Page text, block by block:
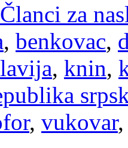
Članci za
, benkovac,
, knin,
, vukovar